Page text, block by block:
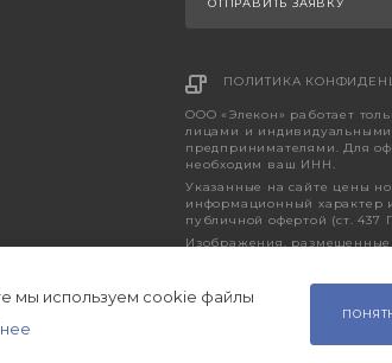
ОТПРАВИТЬ ЗАЯВКУ
ПОЛИТИКА
ООО «Элекон» работает
лицами и индивидуальными
предпринимателями. Для
необходим ваш ИНН.
Указанные на сайте цены
информационный характер
публичной офертой (ст. 437
Изображения, размещенные
исключительно
являются точным
характеристик товара.
мы используем cookie файлы